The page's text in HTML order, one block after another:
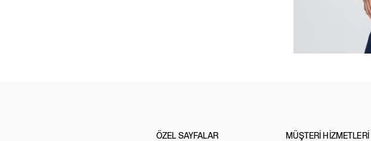
ÖZEL SAYFALAR MÜŞTERİ HİZMETLERİ